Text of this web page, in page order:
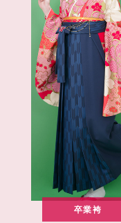
卒業袴